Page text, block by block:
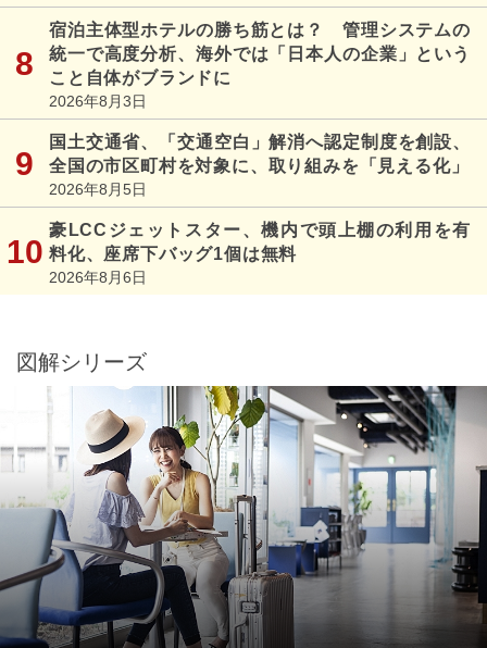
宿泊主体型ホテルの勝ち筋とは？ 管理システムの
統一で高度分析、海外では「日本人の企業」という
こと自体がブランドに
2026年8月3日
国土交通省、「交通空白」解消へ認定制度を創設、
全国の市区町村を対象に、取り組みを「見える化」
2026年8月5日
豪LCCジェットスター、機内で頭上棚の利用を有
料化、座席下バッグ1個は無料
2026年8月6日
図解シリーズ